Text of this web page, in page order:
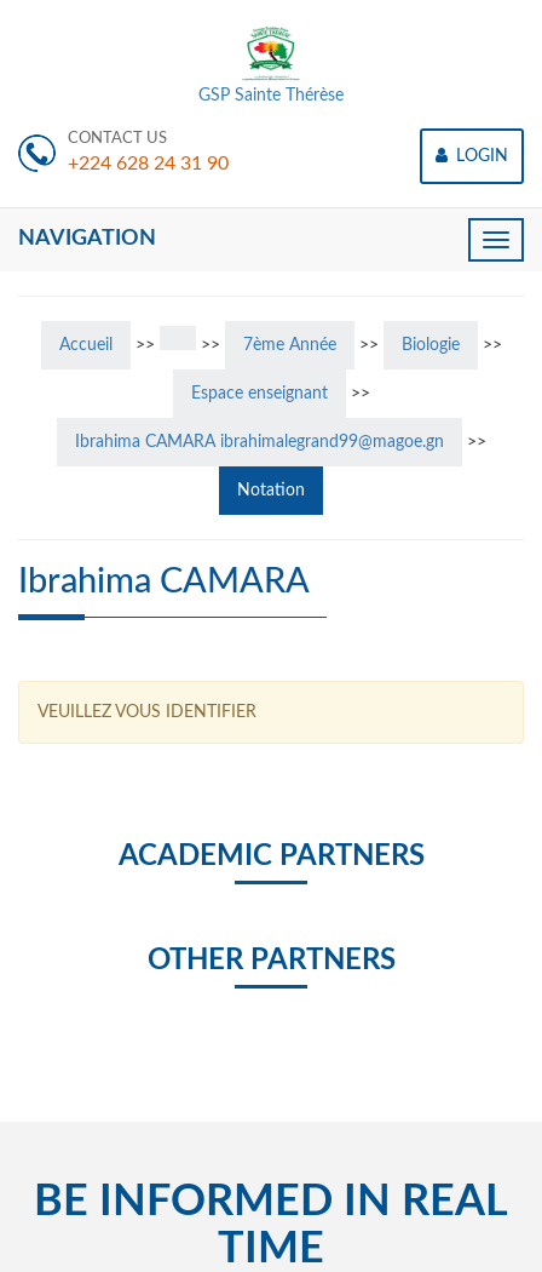
GSP Sainte Thérèse
CONTACT US
+224 628 24 31 90 LOGIN
Toggle
NAVIGATION
Accueil >> >> 7ème Année >> Biologie >>
Espace enseignant >>
Ibrahima CAMARA ibrahimalegrand99@magoe.gn >>
Notation
Ibrahima CAMARA
VEUILLEZ VOUS IDENTIFIER
ACADEMIC PARTNERS
OTHER PARTNERS
BE INFORMED IN REAL
TIME